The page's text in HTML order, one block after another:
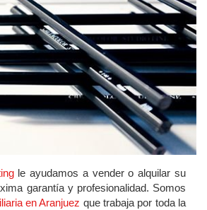
le ayudamos a vender o alquilar su
garantía y profesionalidad. Somos
en Aranjuez que trabaja por toda la